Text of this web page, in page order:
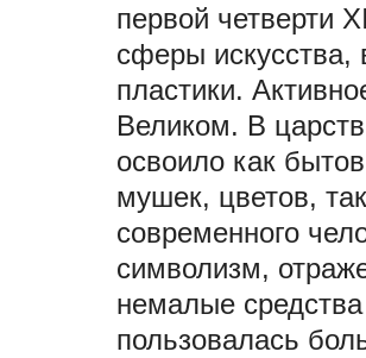
первой четверти
сферы искусства,
пластики.
Великом. В
освоило как
мушек, цветов,
современного
символизм,
немалые
пользовалась